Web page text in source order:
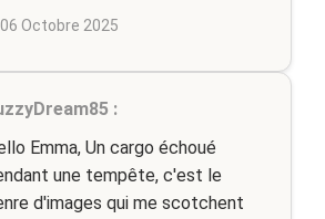
06 Octobre 2025
:
Emma, Un cargo échoué
une tempête, c'est le
d'images qui me scotchent